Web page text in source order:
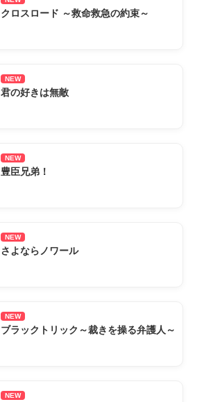
クロスロード ～救命救急の約束～
NEW
君の好きは無敵
NEW
豊臣兄弟！
NEW
さよならノワール
NEW
ブラックトリック～裁きを操る弁護人～
NEW